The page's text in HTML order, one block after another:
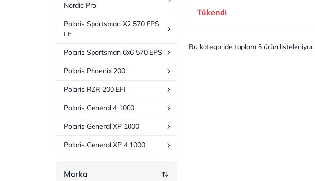
Nordic Pro
Polaris Sportsman X2 570 EPS
LE
Polaris Sportsman 6x6 570 EPS
Polaris Phoenix 200
Polaris RZR 200 EFI
Polaris General 4 1000
Polaris General XP 1000
Polaris General XP 4 1000
Marka
Tükendi
Bu kategoride toplam 6 ürün listeleniyor.